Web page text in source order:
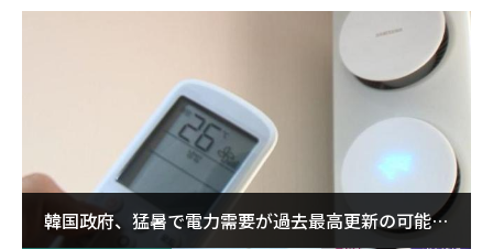
韓国政府、猛暑で電力需要が過去最高更新の可能性